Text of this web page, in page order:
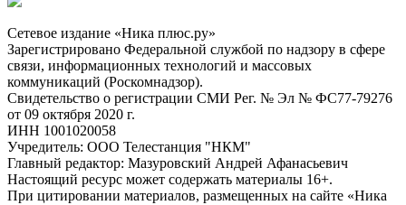
Сетевое издание «Ника плюс.ру»
Зарегистрировано Федеральной службой по надзору в сфере
связи, информационных технологий и массовых
коммуникаций (Роскомнадзор).
Свидетельство о регистрации СМИ Рег. № Эл № ФС77-79276
от 09 октября 2020 г.
ИНН 1001020058
Учредитель: ООО Телестанция "НКМ"
Главный редактор: Мазуровский Андрей Афанасьевич
Настоящий ресурс может содержать материалы 16+.
При цитировании материалов, размещенных на сайте «Ника